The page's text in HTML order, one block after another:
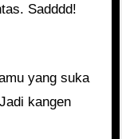
Sadddd!
yang suka
kangen